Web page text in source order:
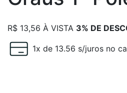
R$ 13,56 À VISTA 3% DE
1x de 13.56 s/juros no